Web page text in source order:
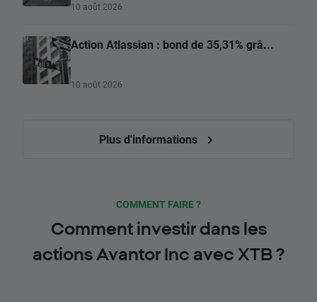
10 août 2026
Action Atlassian : bond de 35,31% grâ...
10 août 2026
Plus d'informations
COMMENT FAIRE ?
Comment investir dans les
actions Avantor Inc avec XTB ?